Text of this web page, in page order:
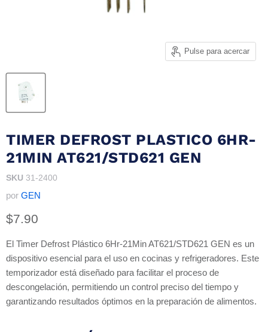
Pulse para acercar
TIMER DEFROST PLASTICO 6HR-
21MIN AT621/STD621 GEN
SKU 31-2400
por GEN
Precio actual
$7.90
El Timer Defrost Plástico 6Hr-21Min AT621/STD621 GEN es un
dispositivo esencial para el uso en cocinas y refrigeradores. Este
temporizador está diseñado para facilitar el proceso de
descongelación, permitiendo un control preciso del tiempo y
garantizando resultados óptimos en la preparación de alimentos.